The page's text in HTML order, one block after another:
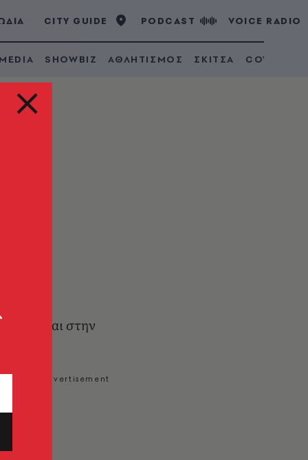
CITY GUIDE PODCAST VOICE RADIO
SHOWBIZ ΑΘΛΗΤΙΣΜΟΣ ΣΚΙΤΣΑ COVID 19
και στην